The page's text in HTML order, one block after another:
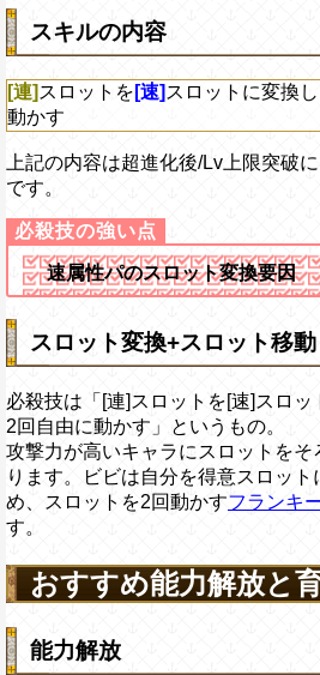
スキルの内容
[連] スロットを [速] スロットに変換
動かす
上記の内容は超進化後/Lv上限突破
です。
速属性パのスロット変換要因
スロット変換+スロット移動
必殺技は「[連]スロットを[速]スロ
2回自由に動かす」というもの。
攻撃力が高いキャラにスロットを
ります。ビビは自分を得意スロッ
め、スロットを2回動かすフランキ
す。
おすすめ能力解放と
能力解放